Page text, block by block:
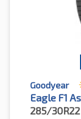
Goodyear
Eagle F1
285/30R22